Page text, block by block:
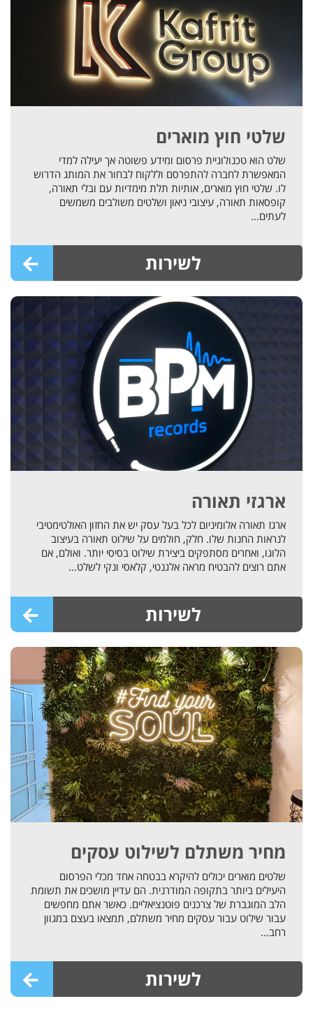
שלטי חוץ מוארים
שלט הוא טכנולוגיית פרסום ומידע פשוטה אך יעילה למדי
המאפשרת לחברה להתפרסם וללקוח לבחור את המותג הדרוש
לו. שלטי חוץ מוארים, אותיות תלת מימדיות עם ובלי תאורה,
קופסאות תאורה, עיצובי ניאון ושלטים משולבים משמשים
לעתים...
לשירות
ארגזי תאורה
ארגז תאורה אלומיניום לכל בעל עסק יש את החזון האולטימטיבי
לנראות החנות שלו. חלק, חולמים על שילוט תאורה בעיצוב
הלוגו, ואחרים מסתפקים ביצירת שילוט בסיסי יותר. ואולם, אם
אתם רוצים להבטיח מראה אלגנטי, קלאסי ונקי לשלט...
לשירות
מחיר משתלם לשילוט עסקים
שלטים מוארים יכולים להיקרא בבטחה אחד מכלי הפרסום
היעילים ביותר בתקופה המודרנית. הם עדיין מושכים את תשומת
הלב המוגברת של צרכנים פוטנציאליים. כאשר אתם מחפשים
עבור שילוט עבור עסקים מחיר משתלם, תמצאו בעצם במגוון
רחב...
לשירות